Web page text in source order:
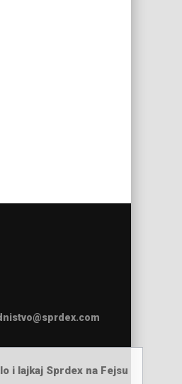
i lajkaj Sprdex na Fejsu